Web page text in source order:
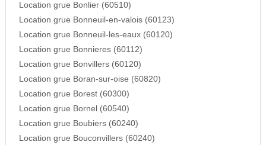
Location grue Bonlier (60510)
Location grue Bonneuil-en-valois (60123)
Location grue Bonneuil-les-eaux (60120)
Location grue Bonnieres (60112)
Location grue Bonvillers (60120)
Location grue Boran-sur-oise (60820)
Location grue Borest (60300)
Location grue Bornel (60540)
Location grue Boubiers (60240)
Location grue Bouconvillers (60240)